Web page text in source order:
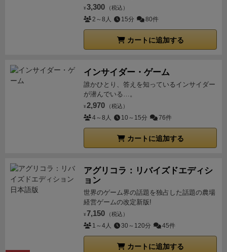
¥ 3,300 （税込）
2～8人 15分 80件
カートに追加する
インサイダー・ゲーム
誰かひとり、答えを知っているインサイダー
が潜んでいる…。
¥ 2,970 （税込）
4～8人 10～15分 76件
カートに追加する
アグリコラ：リバイズドエディシ
ョン
世界のゲーム界の話題を独占した話題の農場
経営ゲームの改定新版!
¥ 7,150 （税込）
1～4人 30～120分 45件
カートに追加する